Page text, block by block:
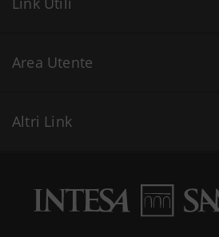
Area Utente
Altri Link